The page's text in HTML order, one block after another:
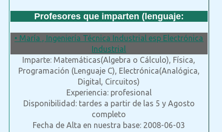
Profesores que imparten (lenguaje:
• María , Ingeniería Técnica Industrial esp Electrónica
Industrial
Imparte: Matemáticas(Algebra o Cálculo), Física,
Programación (Lenguaje C), Electrónica(Analógica,
Digital, Circuitos)
Experiencia: profesional
Disponibilidad: tardes a partir de las 5 y Agosto
completo
Fecha de Alta en nuestra base: 2008-06-03